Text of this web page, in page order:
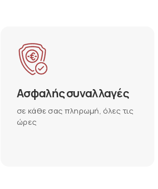
Ασφαλής συναλλαγές
σε κάθε σας πληρωμή, όλες τις
ώρες